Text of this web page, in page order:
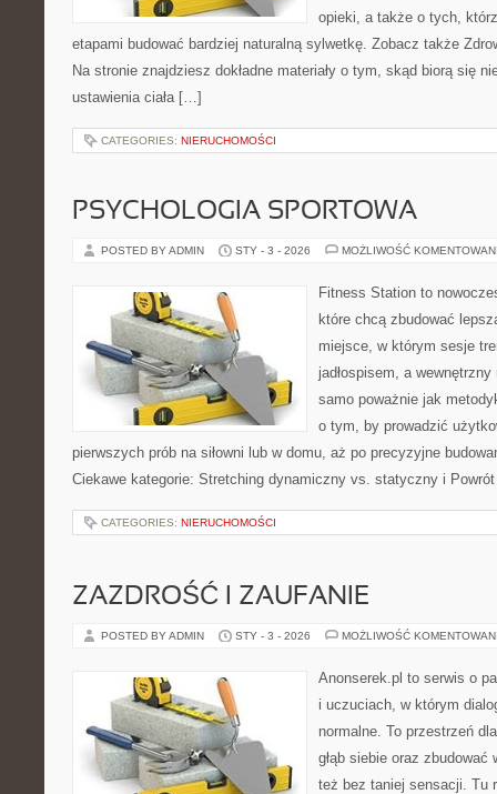
opieki, a także o tych,
etapami budować bardziej naturalną sylwetkę. Zobacz także
Na stronie znajdziesz dokładne materiały o tym, skąd biorą się
ustawienia ciała […]
CATEGORIES: NIERUCHOMOŚCI
PSYCHOLOGIA SPORTOWA
POSTED BY ADMIN STY - 3 - 2026 MOŻLIWOŚĆ
Fitness Station to
które chcą zbudować
miejsce, w którym sesje
jadłospisem, a
samo poważnie jak
o tym, by prowadzić
pierwszych prób na siłowni lub w domu, aż po precyzyjne
Ciekawe kategorie: Stretching dynamiczny vs. statyczny i
CATEGORIES: NIERUCHOMOŚCI
ZAZDROŚĆ I ZAUFANIE
POSTED BY ADMIN STY - 3 - 2026 MOŻLIWOŚĆ
Anonserek.pl to serwis o
i uczuciach, w którym
normalne. To przestrzeń
głąb siebie oraz
też bez taniej sensacji. Tu